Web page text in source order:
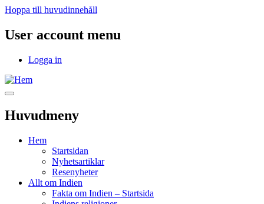
Hoppa till huvudinnehåll
User account menu
Logga in
Huvudmeny
Hem
Startsidan
Nyhetsartiklar
Resenyheter
Allt om Indien
Fakta om Indien – Startsida